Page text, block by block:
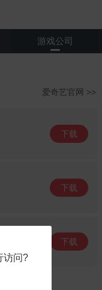
游戏公司
爱奇艺官网 >>
下载
下载
下载
访问?